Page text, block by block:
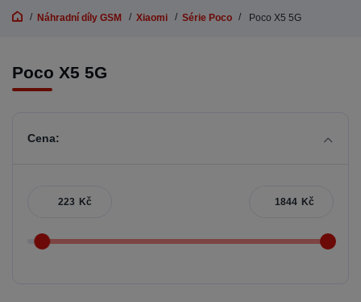
Náhradní díly GSM Xiaomi Série Poco Poco X5 5G
Poco X5 5G
Cena:
Kč Kč